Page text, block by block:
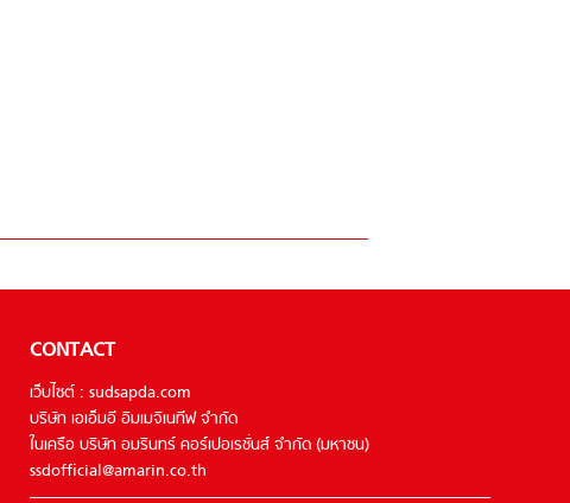
CONTACT
เว็บไซต์ : sudsapda.com
บริษัท เอเอ็มอี อิมเมจิเนทีฟ จำกัด
ในเครือ บริษัท อมรินทร์ คอร์เปอเรชั่นส์ จำกัด (มหาชน)
ssdofficial@amarin.co.th